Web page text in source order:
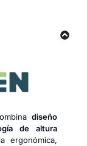
diseño
de altura
ergonómica,